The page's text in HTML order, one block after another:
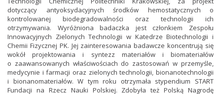
dotyczący antyoksydacyjnych środków hemostatycznych o
kontrolowanej biodegradowalności oraz technologii ich
otrzymywania. Wyróżniona badaczka jest członkiem Zespołu
Innowacyjnych Zielonych Technologii w Katedrze Biotechnologii i
Chemii Fizycznej PK. Jej zainteresowania badawcze koncentrują się
wokół projektowania i syntezz materiałów i biomateriałów
o zaawansowanych właściwościach do zastosowań w przemyśle,
medycynie i farmacji oraz zielonych technologii, bionanotechnologii
i bionanomateriałów. W tym roku otrzymała stypendium START
Fundacji na Rzecz Nauki Polskiej. Zdobyła też Polską Nagrodę